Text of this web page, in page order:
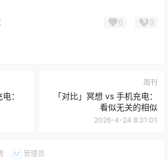
0 0
：
周刊
「对比」冥想 vs 手机充电：
看似无关的相似
2026-4-24 8:31:01
M 管理员